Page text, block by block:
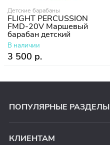
Детские барабаны
FLIGHT PERCUSSION
FMD-20V Маршевый
барабан детский
В наличии
3 500 р.
ПОПУЛЯРНЫЕ РАЗДЕЛЫ
КЛИЕНТАМ